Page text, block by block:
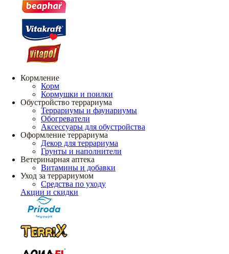
Кормление
Корм
Кормушки и поилки
Обустройство террариума
Террариумы и фаунариумы
Обогреватели
Аксессуары для обустройства
Оформление террариума
Декор для террариума
Грунты и наполнители
Ветеринарная аптека
Витамины и добавки
Уход за террариумом
Средства по уходу
Акции и скидки